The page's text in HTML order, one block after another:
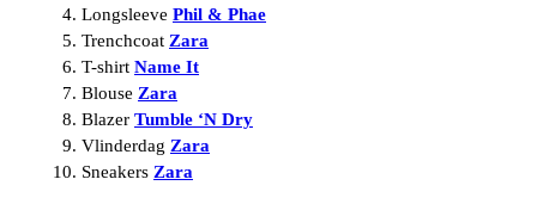
Longsleeve Phil & Phae
Trenchcoat Zara
T-shirt Name It
Blouse Zara
Blazer Tumble ‘N Dry
Vlinderdag Zara
Sneakers Zara